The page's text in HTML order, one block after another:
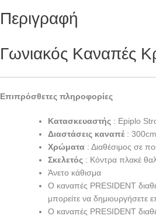
Περιγραφή
Γωνιακός Καναπές
Επιπρόσθετες πληροφορίες
Κατασκευαστής : Epiplo
Διαστάσεις καναπέ :
Χρώματα : Διαθέσιμος σε
Σκελετός : Κόντρα πλακέ
Άνετο κάθισμα
Ο καναπές PRESIDENT
μπορείτε να δημιουργήσετε
Ο καναπές PRESIDENT